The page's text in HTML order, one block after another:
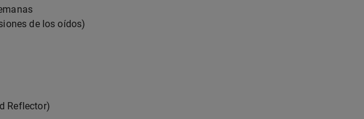
de los oídos)
Reflector)